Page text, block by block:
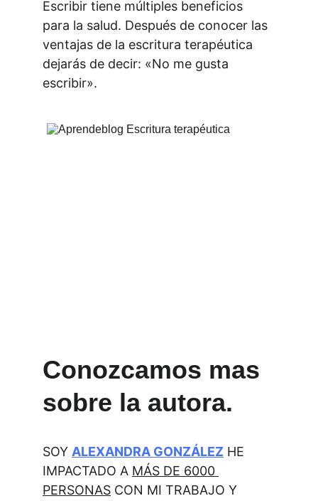
Escribir tiene múltiples beneficios
para la salud. Después de conocer las
ventajas de la escritura terapéutica
dejarás de decir: «No me gusta
escribir».
Conozcamos mas
sobre la autora.
SOY ALEXANDRA GONZÁLEZ HE
IMPACTADO A MÁS DE 6000
PERSONAS CON MI TRABAJO Y